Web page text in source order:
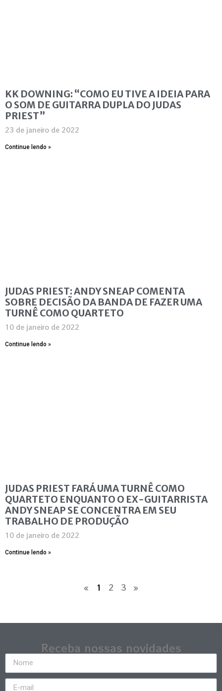
KK DOWNING: “COMO EU TIVE A IDEIA PARA
O SOM DE GUITARRA DUPLA DO JUDAS
PRIEST”
23 de janeiro de 2022
Continue lendo »
JUDAS PRIEST: ANDY SNEAP COMENTA
SOBRE DECISÃO DA BANDA DE FAZER UMA
TURNÊ COMO QUARTETO
10 de janeiro de 2022
Continue lendo »
JUDAS PRIEST FARÁ UMA TURNÊ COMO
QUARTETO ENQUANTO O EX-GUITARRISTA
ANDY SNEAP SE CONCENTRA EM SEU
TRABALHO DE PRODUÇÃO
10 de janeiro de 2022
Continue lendo »
« 1 2 3 »
Receba nossas novidades